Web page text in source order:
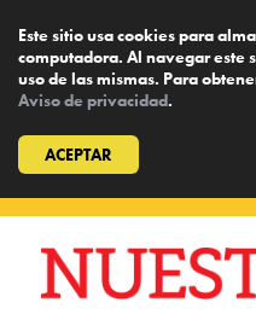
Este sitio usa cookies para
computadora. Al navegar este
uso de las mismas. Para
Aviso de privacidad.
ACEPTAR
content